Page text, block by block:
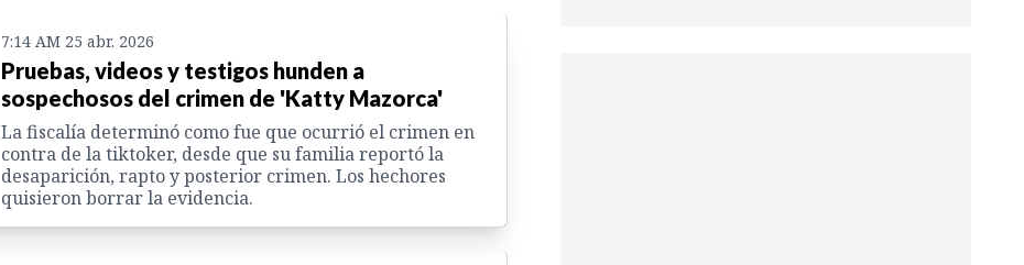
7:14 AM 25 abr. 2026
Pruebas, videos y testigos hunden a
sospechosos del crimen de 'Katty Mazorca'
La fiscalía determinó como fue que ocurrió el crimen en
contra de la tiktoker, desde que su familia reportó la
desaparición, rapto y posterior crimen. Los hechores
quisieron borrar la evidencia.